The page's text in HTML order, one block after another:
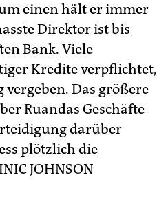
einen hält er immer
Direktor ist bis
Bank. Viele
Kredite verpflichtet,
Das größere
Ruandas Geschäfte
darüber
plötzlich die
JOHNSON